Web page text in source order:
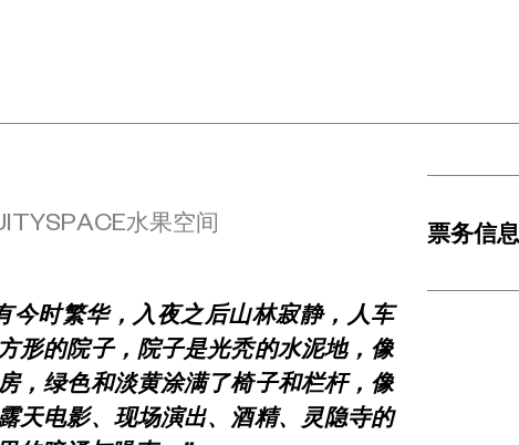
水果空间
今时繁华，入夜之后山林寂静，人车
形的院子，院子是光秃的水泥地，像
，绿色和淡黄涂满了椅子和栏杆，像
天电影、现场演出、酒精、灵隐寺的
票务信息